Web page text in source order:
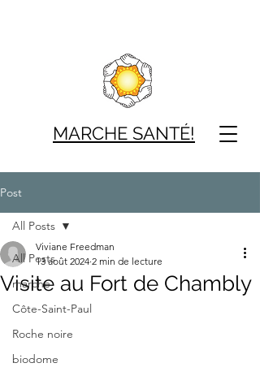
MARCHE SANTÉ!
Post
All Posts
marche
Côte-Saint-Paul
Roche noire
biodome
All Posts
Visite au Fort de Chambly
Viviane Freedman
13 août 2024 2 min de lecture